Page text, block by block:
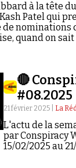
à la tête
Patel qui
de nominations
quand on sait
🔴
#08.2025
21 février 2025 | La
L'actu de la
par Conspiracy
15/02/2025 au